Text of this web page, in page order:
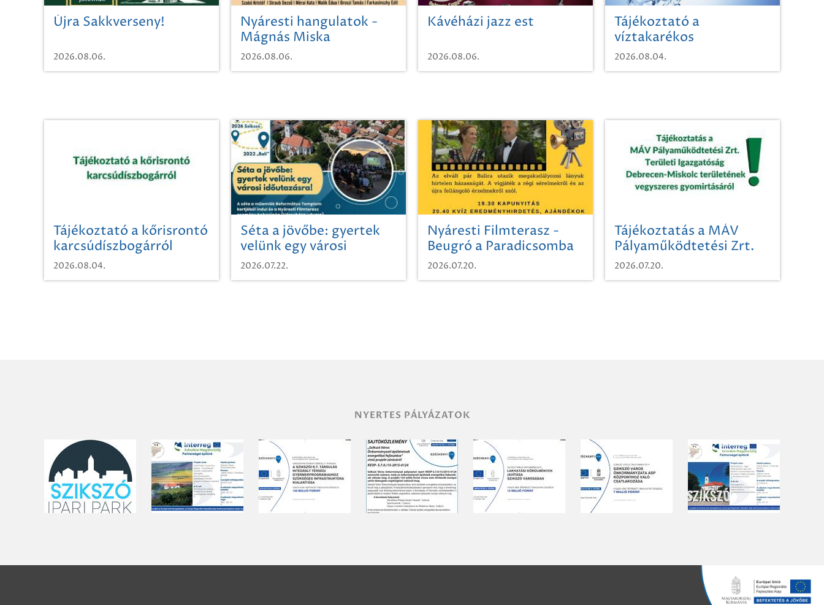
Újra Sakkverseny!
2026.08.06.
Nyáresti hangulatok -
Mágnás Miska
2026.08.06.
Kávéházi jazz est
2026.08.06.
Tájékoztató a
víztakarékos
vízhasználatról
2026.08.04.
Tájékoztató a kőrisrontó
karcsúdíszbogárról
2026.08.04.
Séta a jövőbe: gyertek
velünk egy városi
időutazásra!
2026.07.22.
Nyáresti Filmterasz -
Beugró a Paradicsomba
2026.07.20.
Tájékoztatás a MÁV
Pályaműködtetési Zrt.
Területi Igazgatóság
Debrecen-Miskolc
2026.07.20.
NYERTES PÁLYÁZATOK